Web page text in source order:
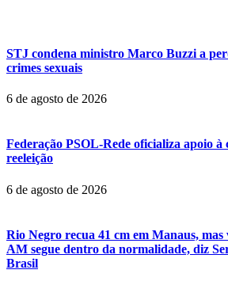
STJ condena ministro Marco Buzzi a
crimes sexuais
6 de agosto de 2026
Federação PSOL-Rede oficializa apoio
reeleição
6 de agosto de 2026
Rio Negro recua 41 cm em Manaus, mas
AM segue dentro da normalidade, diz
Brasil